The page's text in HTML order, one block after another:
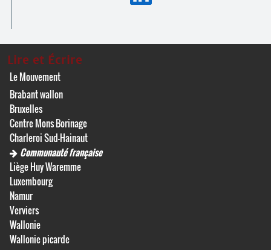
Lire et Écrire
Le Mouvement
Brabant wallon
Bruxelles
Centre Mons Borinage
Charleroi Sud-Hainaut
Communauté française
Liège Huy Waremme
Luxembourg
Namur
Verviers
Wallonie
Wallonie picarde